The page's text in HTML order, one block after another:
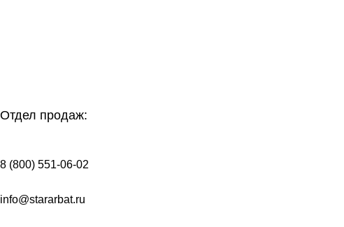
Отдел продаж:
8 (800) 551-06-02
info@stararbat.ru